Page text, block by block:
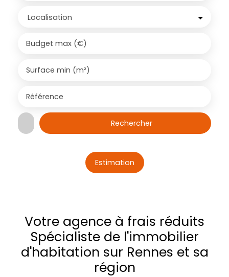
Localisation
Budget max (€)
Surface min (m²)
Référence
Rechercher
Estimation
Votre agence à frais réduits
Spécialiste de l'immobilier
d'habitation sur Rennes et sa
région